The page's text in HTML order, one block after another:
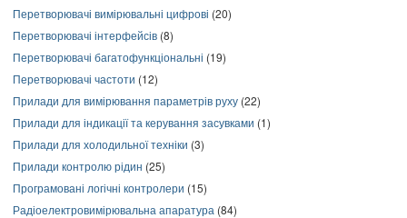
Перетворювачі вимірювальні цифрові (20)
Перетворювачі інтерфейсів (8)
Перетворювачі багатофункціональні (19)
Перетворювачі частоти (12)
Прилади для вимірювання параметрів руху (22)
Прилади для індикації та керування засувками (1)
Прилади для холодильної техніки (3)
Прилади контролю рідин (25)
Програмовані логічні контролери (15)
Радіоелектровимірювальна апаратура (84)